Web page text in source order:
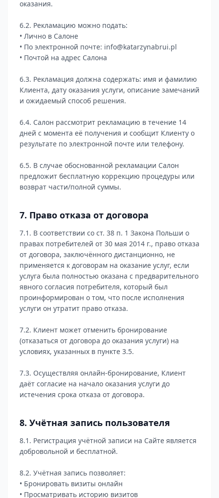
оказания.
6.2. Рекламацию можно подать:
• Лично в Салоне
• По электронной почте: info@katarzynabrui.pl
• Почтой на адрес Салона
6.3. Рекламация должна содержать: имя и фамилию
Клиента, дату оказания услуги, описание замечаний
и ожидаемый способ решения.
6.4. Салон рассмотрит рекламацию в течение 14
дней с момента её получения и сообщит Клиенту о
результате по электронной почте или телефону.
6.5. В случае обоснованной рекламации Салон
предложит бесплатную коррекцию процедуры или
возврат части/полной суммы.
7. Право отказа от договора
7.1. В соответствии со ст. 38 п. 1 Закона Польши о
правах потребителей от 30 мая 2014 г., право отказа
от договора, заключённого дистанционно, не
применяется к договорам на оказание услуг, если
услуга была полностью оказана с предварительного
явного согласия потребителя, который был
проинформирован о том, что после исполнения
услуги он утратит право отказа.
7.2. Клиент может отменить бронирование
(отказаться от договора до оказания услуги) на
условиях, указанных в пункте 3.5.
7.3. Осуществляя онлайн-бронирование, Клиент
даёт согласие на начало оказания услуги до
истечения срока отказа от договора.
8. Учётная запись пользователя
8.1. Регистрация учётной записи на Сайте является
добровольной и бесплатной.
8.2. Учётная запись позволяет:
• Бронировать визиты онлайн
• Просматривать историю визитов